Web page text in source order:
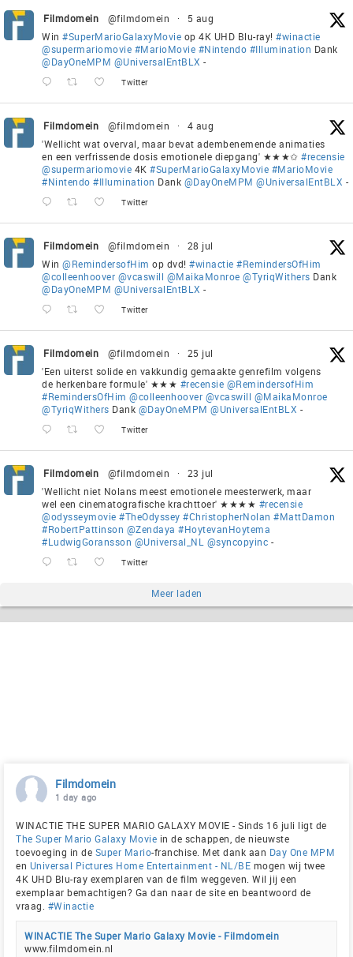
Filmdomein @filmdomein ·
5 aug
Win #SuperMarioGalaxyMovie op 4K UHD Blu-ray! #winactie
@supermariomovie #MarioMovie #Nintendo #Illumination Dank
@DayOneMPM @UniversalEntBLX -
Twitter
Filmdomein @filmdomein ·
4 aug
'Wellicht wat overval, maar bevat adembenemende animaties
en een verfrissende dosis emotionele diepgang' ★★★✩ #recensie
@supermariomovie 4K #SuperMarioGalaxyMovie #MarioMovie
#Nintendo #Illumination Dank @DayOneMPM @UniversalEntBLX -
Twitter
Filmdomein @filmdomein ·
28 jul
Win @RemindersofHim op dvd! #winactie #RemindersOfHim
@colleenhoover @vcaswill @MaikaMonroe @TyriqWithers Dank
@DayOneMPM @UniversalEntBLX -
Twitter
Filmdomein @filmdomein ·
25 jul
'Een uiterst solide en vakkundig gemaakte genrefilm volgens
de herkenbare formule' ★★★ #recensie @RemindersofHim
#RemindersOfHim @colleenhoover @vcaswill @MaikaMonroe
@TyriqWithers Dank @DayOneMPM @UniversalEntBLX -
Twitter
Filmdomein @filmdomein ·
23 jul
'Wellicht niet Nolans meest emotionele meesterwerk, maar
wel een cinematografische krachttoer' ★★★★ #recensie
@odysseymovie #TheOdyssey #ChristopherNolan #MattDamon
#RobertPattinson @Zendaya #HoytevanHoytema
#LudwigGoransson @Universal_NL @syncopyinc -
Twitter
Meer laden
Filmdomein
1 day ago
WINACTIE THE SUPER MARIO GALAXY MOVIE - Sinds 16 juli ligt de
The Super Mario Galaxy Movie in de schappen, de nieuwste
toevoeging in de Super Mario-franchise. Met dank aan Day One MPM
en Universal Pictures Home Entertainment - NL/BE mogen wij twee
4K UHD Blu-ray exemplaren van de film weggeven. Wil jij een
exemplaar bemachtigen? Ga dan naar de site en beantwoord de
vraag. #Winactie
WINACTIE The Super Mario Galaxy Movie - Filmdomein
www.filmdomein.nl